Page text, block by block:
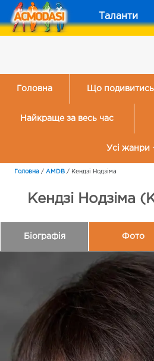
Таланти
Головна Що подивитись
Найкраще за весь час
Усі жанри
Головна / AMDB / Кендзі Нодзіма
Кендзі Нодзіма
Біографія Фото